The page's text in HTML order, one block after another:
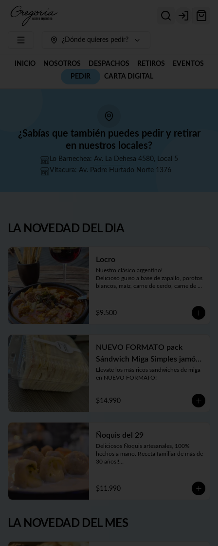
Login
¿Dónde quieres pedir?
INICIO NOSOTROS DESPACHOS RETIROS
EVENTOS
PEDIR
CARTA DIGITAL
¿Sabías que también puedes pedir y retirar
en nuestros locales?
Lo Barnechea: Av. La Dehesa 4580, Local 5
Vitacura: Av. Padre Hurtado Norte 1376
LA NOVEDAD DEL DIA
Locro
Nuestro clásico argentino!
Delicioso guiso a base de zapallo, porotos
blancos, maíz, carne de cerdo, carne de
plato auténtico de nuestra gastronomía
argentina.
$9.500
NUEVO FORMATO pack
Sándwich Miga Simples jamón
y queso x 11 unidades
Llevate los más ricos sandwiches de miga
en NUEVO FORMATO!
$14.990
Ñoquis del 29
Deliciosos Ñoquis artesanales, 100%
hechos a mano. Receta familiar de más de
30 años!!
$11.990
LA NOVEDAD DEL MES